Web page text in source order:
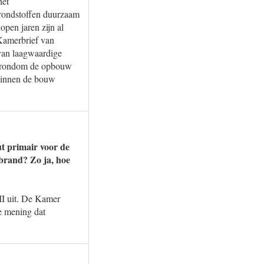
duurzaam
jaren zijn al
van
laagwaardige
de opbouw
de bouw
primair voor de
Zo ja, hoe
uit. De Kamer
mening dat